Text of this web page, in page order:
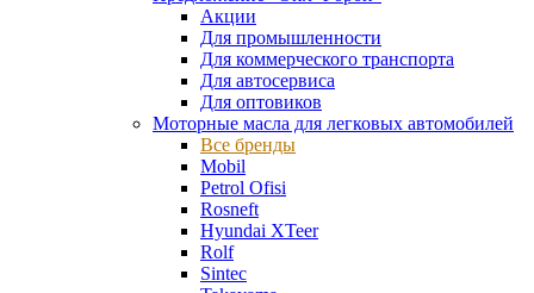
Акции
Для промышленности
Для коммерческого транспорта
Для автосервиса
Для оптовиков
Моторные масла для легковых автомобилей
Все бренды
Mobil
Petrol Ofisi
Rosneft
Hyundai XTeer
Rolf
Sintec